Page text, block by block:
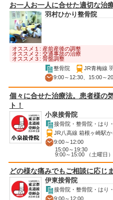
お一人お一人に合せた適切な治
羽村ひかり整骨院
オススメ１: 産前産後の調整
オススメ２: 交通事故の治療
オススメ３: 骨盤調整
整骨院
JR青梅線
9:00～12:30、15:00～
個々に合せた治療法。患者様の
ト！
小泉接骨院
接骨院・整骨院・はり
JR八高線 箱根ヶ崎駅
9:00～12:00
15:00～19:30
9:00～15:00 （土曜日）
どの様な痛みでもご相談に応じ
伊東接骨院
接骨院・整骨院・はり
9:00～12:00